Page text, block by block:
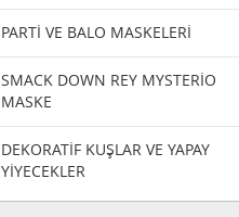
PARTİ VE BALO MASKELERİ
SMACK DOWN REY MYSTERİO
MASKE
DEKORATİF KUŞLAR VE YAPAY
YİYECEKLER